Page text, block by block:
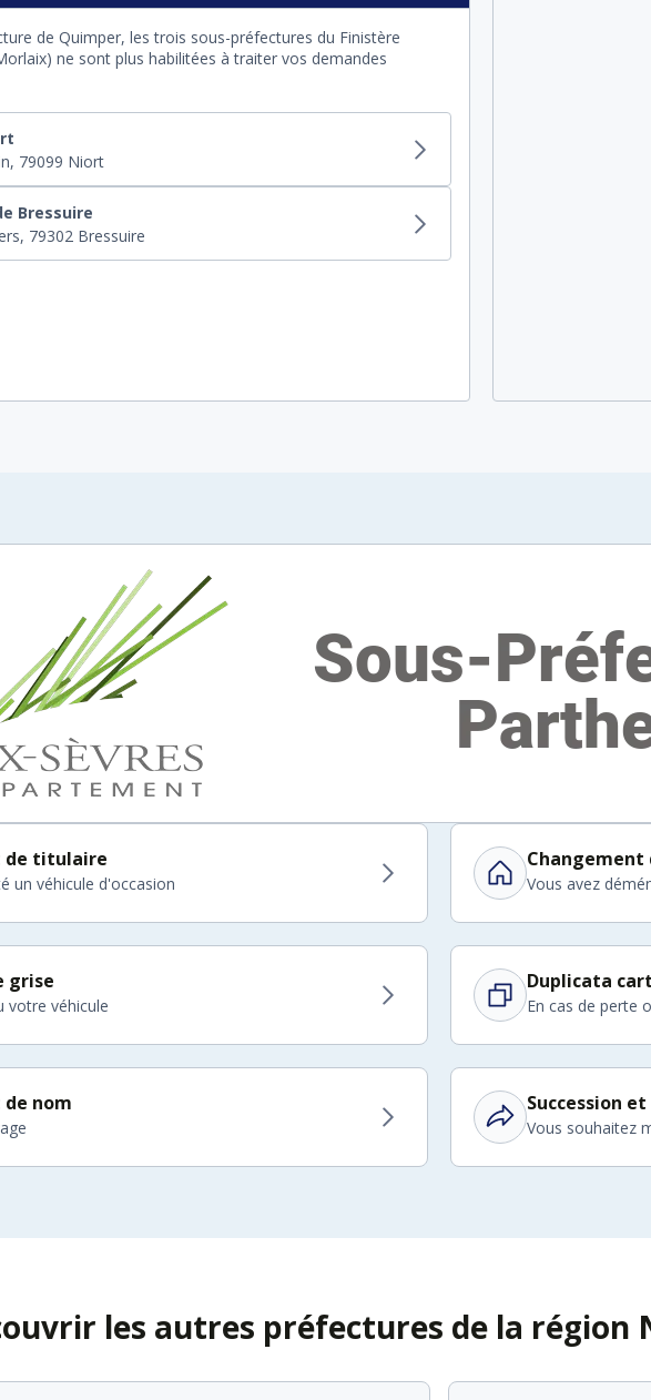
de Quimper, les trois sous-préfectures du Finistère
ne sont plus habilitées à traiter vos demandes
79099 Niort
Bressuire
79302 Bressuire
de titulaire
un véhicule d'occasion
Changement
Vous avez
grise
votre véhicule
Duplicata
En cas de perte
nom Succession
Vous souhaitez
les autres préfectures de la région